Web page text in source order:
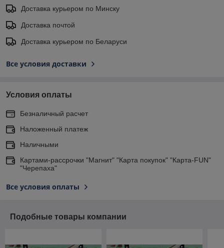
Доставка курьером по Минску
Доставка почтой
Доставка курьером по Беларуси
Все условия доставки
Условия оплаты
Безналичный расчет
Наложенный платеж
Наличными
Картами-рассрочки "Магнит" "Карта покупок" "Карта-FUN"
"Черепаха"
Все условия оплаты
Подобные товары компании